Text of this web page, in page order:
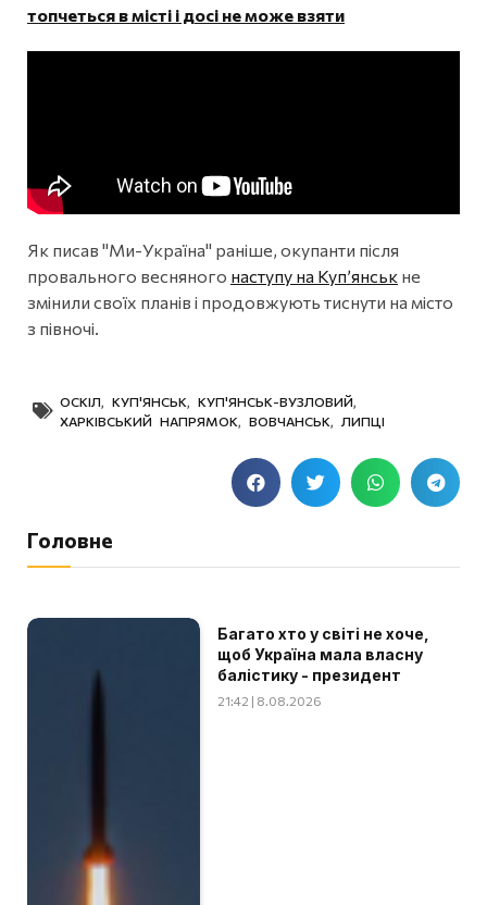
топчеться в місті і досі не може взяти
Як писав "Ми-Україна" раніше, окупанти після
провального весняного наступу на Куп’янськ не
змінили своїх планів і продовжують тиснути на місто
з півночі.
ОСКІЛ КУП'ЯНСЬК КУП'ЯНСЬК-ВУЗЛОВИЙ
ХАРКІВСЬКИЙ НАПРЯМОК
ВОВЧАНСЬК ЛИПЦІ
Головне
Багато хто у світі не хоче,
щоб Україна мала власну
балістику - президент
21:42 | 8.08.2026